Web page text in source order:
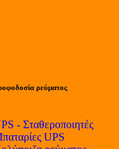
ρεύματος
- Σταθεροποιητές
UPS